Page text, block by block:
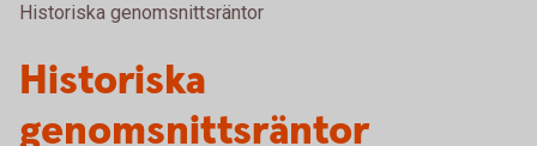
Historiska genomsnittsräntor
Historiska
genomsnittsräntor